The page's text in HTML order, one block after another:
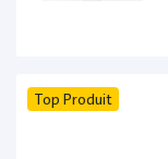
Top Produit